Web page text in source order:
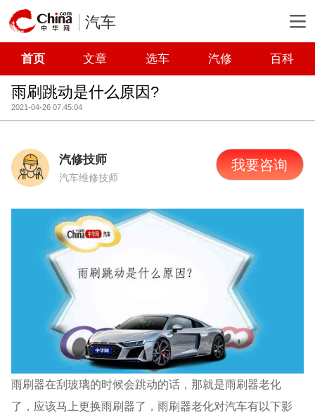
汽车
首页 文章 选车 汽修 百科
雨刷跳动是什么原因?
2021-04-26 07:45:04
汽修技师
汽车维修技师
我要咨询
雨刷器在刮玻璃的时候会跳动的话，那就是雨刷器老化
了，应该马上更换雨刷器了，雨刷器老化对汽车有以下影